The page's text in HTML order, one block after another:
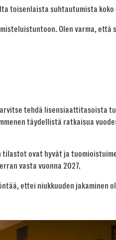
toisenlaista suhtautumista koko
Olen varma, että
tehdä lisensiaattitasoista
täydellistä ratkaisua
ovat hyvät ja
vasta vuonna 2027.
ettei niukkuuden jakaminen